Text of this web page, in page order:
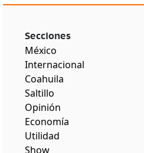
Secciones
México
Internacional
Coahuila
Saltillo
Opinión
Economía
Utilidad
Show